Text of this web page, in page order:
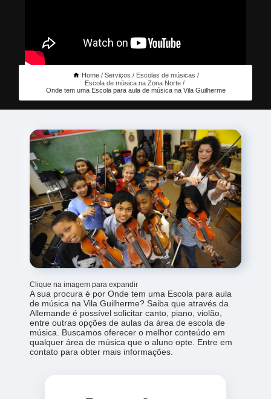
Home Serviços
Escolas de músicas
Escola de música na Zona Norte
Onde tem uma Escola para aula de música na Vila Guilherme
Clique na imagem para expandir
A sua procura é por Onde tem uma Escola para aula
de música na Vila Guilherme? Saiba que através da
Allemande é possível solicitar canto, piano, violão,
entre outras opções de aulas da área de escola de
música. Buscamos oferecer o melhor conteúdo em
qualquer área de música que o aluno opte. Entre em
contato para obter mais informações.